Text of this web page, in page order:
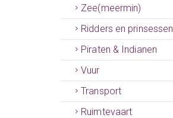
Zee(meermin)
Ridders en prinsessen
Piraten & Indianen
Vuur
Transport
Ruimtevaart